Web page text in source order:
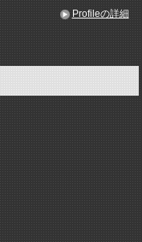
Profileの詳細